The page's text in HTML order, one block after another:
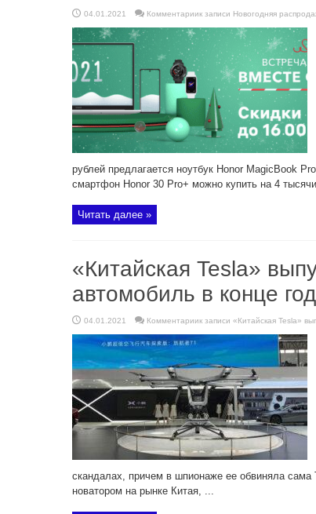
04.01.2021 Комментариик записи Новогодняя
рублей предлагается ноутбук Honor MagicBook
смартфон Honor 30 Pro+ можно купить на 4
Читать далее »
«Китайская Tesla»
автомобиль в конце
04.01.2021 Комментариик записи «Китайская Tesla»
скандалах, причем в шпионаже ее обвиняла
новатором на рынке Китая, ...